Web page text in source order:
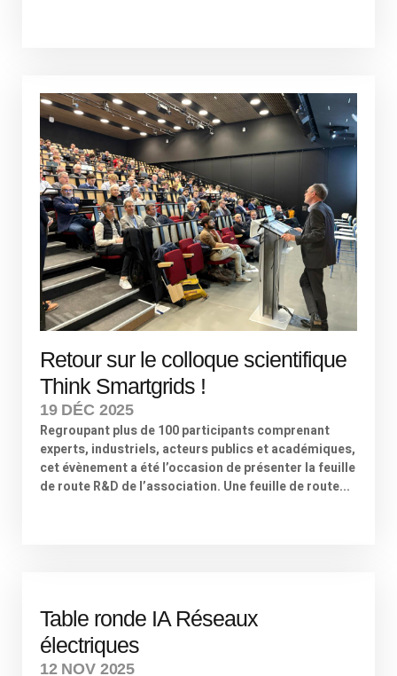
Retour sur le colloque scientifique
Think Smartgrids !
19 DÉC 2025
Regroupant plus de 100 participants comprenant
experts, industriels, acteurs publics et académiques,
cet évènement a été l’occasion de présenter la feuille
de route R&D de l’association. Une feuille de route...
Table ronde IA Réseaux
électriques
12 NOV 2025